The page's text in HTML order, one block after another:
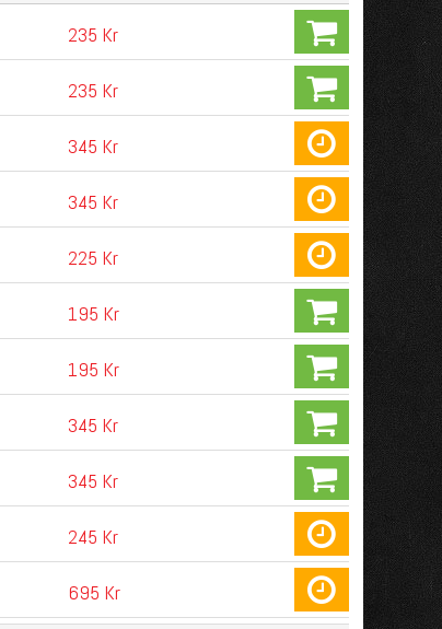
235 Kr
235 Kr
345 Kr
345 Kr
225 Kr
195 Kr
195 Kr
345 Kr
345 Kr
245 Kr
695 Kr